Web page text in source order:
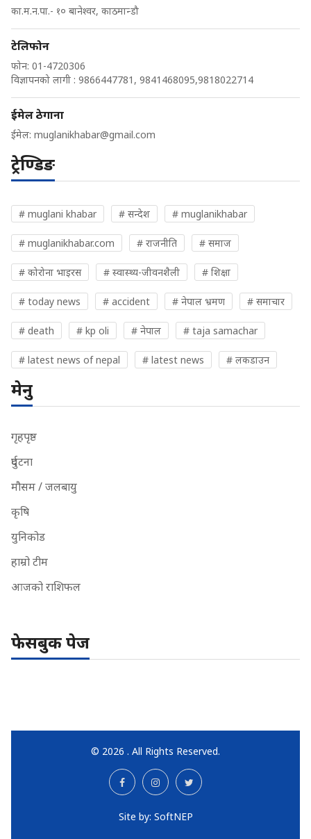
का.म.न.पा.- १० बानेश्वर, काठमान्डौ
टेलिफोन
फोन: 01-4720306
विज्ञापनको लागी : 9866447781, 9841468095,9818022714
ईमेल ठेगाना
ईमेल: muglanikhabar@gmail.com
ट्रेण्डिङ
# muglani khabar # सन्देश # muglanikhabar
# muglanikhabar.com # राजनीति # समाज
# कोरोना भाइरस # स्वास्थ्य-जीवनशैली # शिक्षा
# today news # accident # नेपाल भ्रमण # समाचार
# death # kp oli # नेपाल # taja samachar
# latest news of nepal # latest news # लकडाउन
मेनु
गृहपृष्ठ
दुर्घटना
मौसम / जलबायु
कृषि
युनिकोड
हाम्रो टीम
आजको राशिफल
फेसबुक पेज
© 2026 . All Rights Reserved.
Site by: SoftNEP